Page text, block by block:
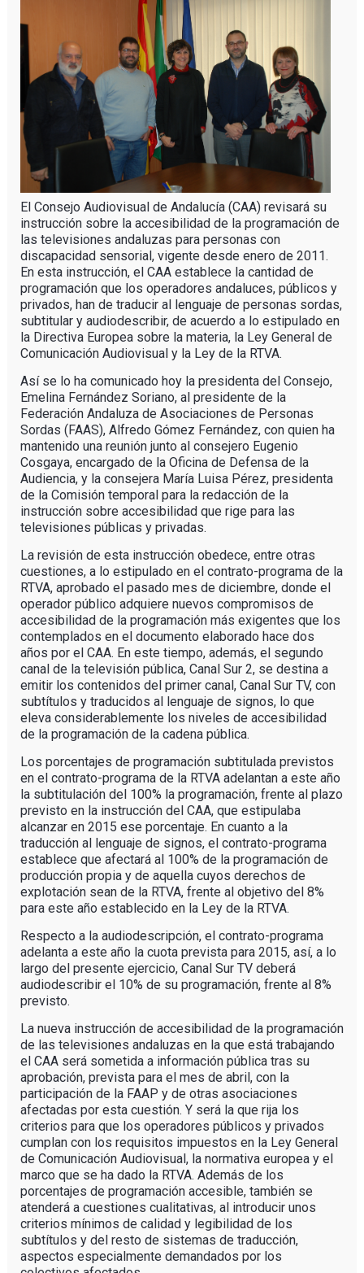
El Consejo Audiovisual de Andalucía (CAA) revisará su
instrucción sobre la accesibilidad de la programación de
las televisiones andaluzas para personas con
discapacidad sensorial, vigente desde enero de 2011.
En esta instrucción, el CAA establece la cantidad de
programación que los operadores andaluces, públicos y
privados, han de traducir al lenguaje de personas sordas,
subtitular y audiodescribir, de acuerdo a lo estipulado en
la Directiva Europea sobre la materia, la Ley General de
Comunicación Audiovisual y la Ley de la RTVA.
Así se lo ha comunicado hoy la presidenta del Consejo,
Emelina Fernández Soriano, al presidente de la
Federación Andaluza de Asociaciones de Personas
Sordas (FAAS), Alfredo Gómez Fernández, con quien ha
mantenido una reunión junto al consejero Eugenio
Cosgaya, encargado de la Oficina de Defensa de la
Audiencia, y la consejera María Luisa Pérez, presidenta
de la Comisión temporal para la redacción de la
instrucción sobre accesibilidad que rige para las
televisiones públicas y privadas.
La revisión de esta instrucción obedece, entre otras
cuestiones, a lo estipulado en el contrato-programa de la
RTVA, aprobado el pasado mes de diciembre, donde el
operador público adquiere nuevos compromisos de
accesibilidad de la programación más exigentes que los
contemplados en el documento elaborado hace dos
años por el CAA. En este tiempo, además, el segundo
canal de la televisión pública, Canal Sur 2, se destina a
emitir los contenidos del primer canal, Canal Sur TV, con
subtítulos y traducidos al lenguaje de signos, lo que
eleva considerablemente los niveles de accesibilidad
de la programación de la cadena pública.
Los porcentajes de programación subtitulada previstos
en el contrato-programa de la RTVA adelantan a este año
la subtitulación del 100% la programación, frente al plazo
previsto en la instrucción del CAA, que estipulaba
alcanzar en 2015 ese porcentaje. En cuanto a la
traducción al lenguaje de signos, el contrato-programa
establece que afectará al 100% de la programación de
producción propia y de aquella cuyos derechos de
explotación sean de la RTVA, frente al objetivo del 8%
para este año establecido en la Ley de la RTVA.
Respecto a la audiodescripción, el contrato-programa
adelanta a este año la cuota prevista para 2015, así, a lo
largo del presente ejercicio, Canal Sur TV deberá
audiodescribir el 10% de su programación, frente al 8%
previsto.
La nueva instrucción de accesibilidad de la programación
de las televisiones andaluzas en la que está trabajando
el CAA será sometida a información pública tras su
aprobación, prevista para el mes de abril, con la
participación de la FAAP y de otras asociaciones
afectadas por esta cuestión. Y será la que rija los
criterios para que los operadores públicos y privados
cumplan con los requisitos impuestos en la Ley General
de Comunicación Audiovisual, la normativa europea y el
marco que se ha dado la RTVA. Además de los
porcentajes de programación accesible, también se
atenderá a cuestiones cualitativas, al introducir unos
criterios mínimos de calidad y legibilidad de los
subtítulos y del resto de sistemas de traducción,
aspectos especialmente demandados por los